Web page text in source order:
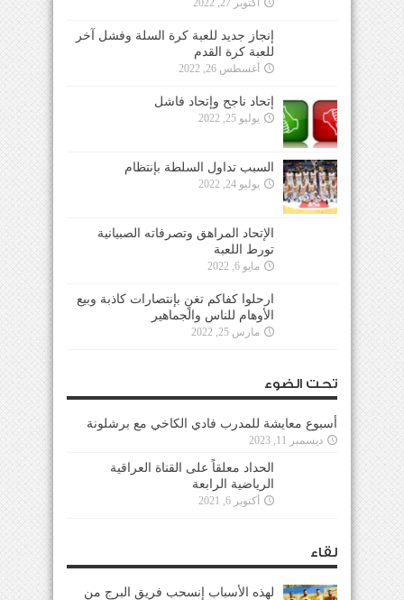
أكتوبر 27, 2022
إنجاز جديد للعبة كرة السلة وفشل آخر
للعبة كرة القدم
أغسطس 26, 2022
إتحاد ناجح وإتحاد فاشل
يوليو 25, 2022
السبب تداول السلطة بإنتظام
يوليو 24, 2022
الإتحاد المراهق وتصرفاته الصبيانية
تورط اللعبة
مايو 6, 2022
ارحلوا كفاكم تغنٍ بإنتصارات كاذبة وبيع
الأوهام للناس والجماهير
مارس 25, 2022
تحت الضوء
أسبوع معايشة للمدرب فادي الكاخي مع برشلونة
ديسمبر 11, 2023
الحداد معلقاً على القناة العراقية
الرياضية الرابعة
أكتوبر 6, 2021
لقاء
لهذه الأسباب إنسحب فريق البرج من